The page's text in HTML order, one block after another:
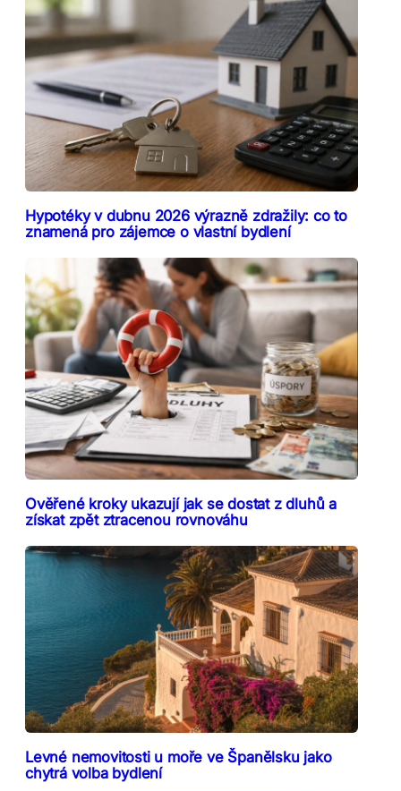
Hypotéky v dubnu 2026 výrazně zdražily: co to
znamená pro zájemce o vlastní bydlení
Ověřené kroky ukazují jak se dostat z dluhů a
získat zpět ztracenou rovnováhu
Levné nemovitosti u moře ve Španělsku jako
chytrá volba bydlení